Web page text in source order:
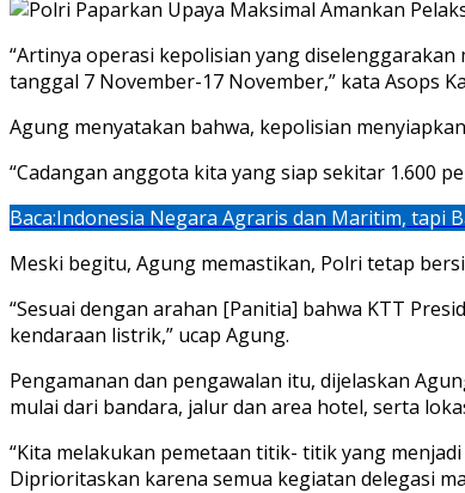
“Artinya operasi kepolisian yang
tanggal 7 November-17 November,” kata Asops
Agung menyatakan bahwa, kepolisian
“Cadangan anggota kita yang siap sekitar 1.600
Baca:Indonesia Negara Agraris dan Maritim, tapi
Meski begitu, Agung memastikan, Polri tetap
“Sesuai dengan arahan [Panitia] bahwa KTT
kendaraan listrik,” ucap Agung.
Pengamanan dan pengawalan itu, dijelaskan
mulai dari bandara, jalur dan area hotel, serta
“Kita melakukan pemetaan titik- titik yang
Diprioritaskan karena semua kegiatan delegasi